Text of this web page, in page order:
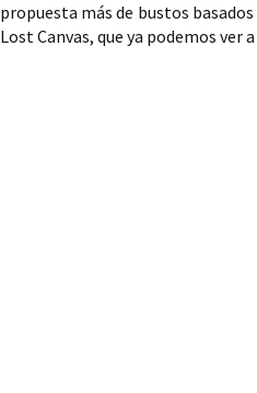
propuesta más de bustos
Lost Canvas, que ya podemos ver